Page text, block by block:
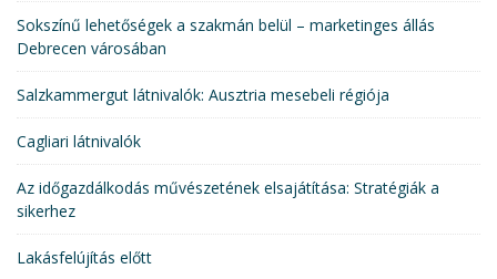
Sokszínű lehetőségek a szakmán belül – marketinges állás
Debrecen városában
Salzkammergut látnivalók: Ausztria mesebeli régiója
Cagliari látnivalók
Az időgazdálkodás művészetének elsajátítása: Stratégiák a
sikerhez
Lakásfelújítás előtt